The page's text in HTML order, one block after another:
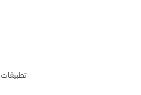
تطبيقات